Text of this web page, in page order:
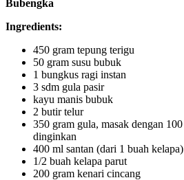
Bubengka
Ingredients:
450 gram tepung terigu
50 gram susu bubuk
1 bungkus ragi instan
3 sdm gula pasir
kayu manis bubuk
2 butir telur
350 gram gula, masak dengan
dinginkan
400 ml santan (dari 1 buah kelapa)
1/2 buah kelapa parut
200 gram kenari cincang